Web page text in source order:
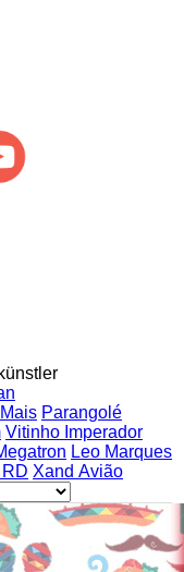
Parangolé
Vitinho Imperador
Leo Marques
RD Xand Avião